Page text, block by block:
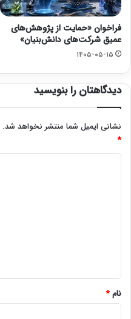
فراخوان «حمایت از پژوهش‌های
عمیق شرکت‌های دانش‌بنیان»
۱۴۰۵-۰۵-۱۵
دیدگاهتان را بنویسید
نشانی ایمیل شما منتشر نخواهد شد.
*
نام*